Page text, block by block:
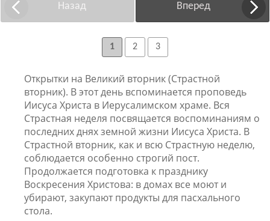
Назад Вперед
1 2 3
Открытки на Великий вторник (Страстной
вторник). В этот день вспоминается проповедь
Иисуса Христа в Иерусалимском храме. Вся
Страстная неделя посвящается воспоминаниям о
последних днях земной жизни Иисуса Христа. В
Страстной вторник, как и всю Страстную неделю,
соблюдается особенно строгий пост.
Продолжается подготовка к празднику
Воскресения Христова: в домах все моют и
убирают, закупают продукты для пасхального
стола.